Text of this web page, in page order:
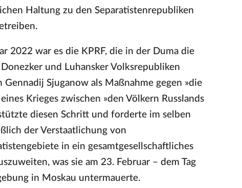
Haltung zu den Separatistenrepubliken
2022 war es die KPRF, die in der Duma die
und Luhansker Volksrepubliken
Sjuganow als Maßnahme gegen »die
Krieges zwischen »den Völkern Russlands
diesen Schritt und forderte im selben
der Verstaatlichung von
in ein gesamtgesellschaftliches
was sie am 23. Februar – dem Tag
in Moskau untermauerte.